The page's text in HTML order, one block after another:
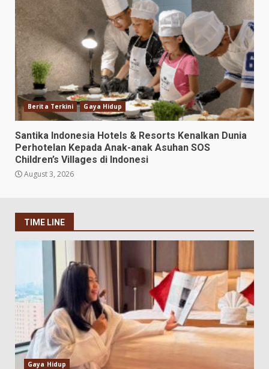
Berita Terkini Gaya Hidup
Santika Indonesia Hotels & Resorts Kenalkan Dunia
Perhotelan Kepada Anak-anak Asuhan SOS
Children’s Villages di Indonesi
August 3, 2026
TIME LINE
Gaya Hidup